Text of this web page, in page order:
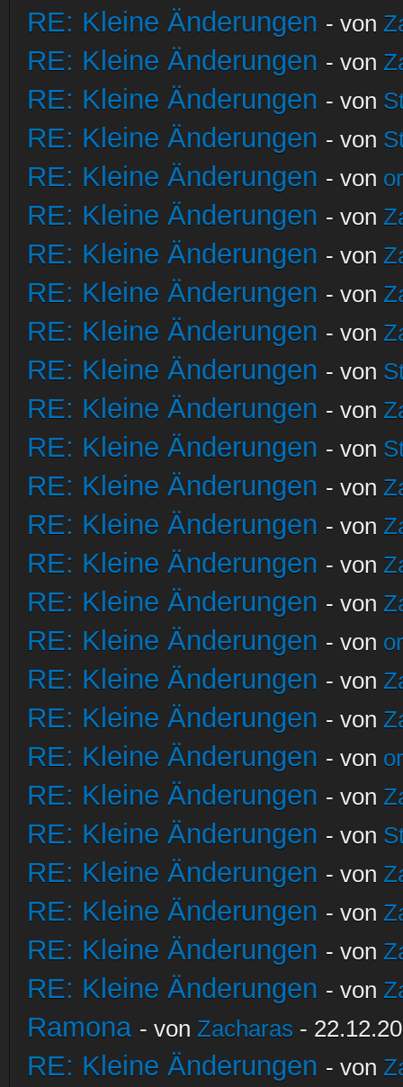
RE: Kleine Änderungen - von
RE: Kleine Änderungen - von
RE: Kleine Änderungen - von
RE: Kleine Änderungen - von
RE: Kleine Änderungen - von
RE: Kleine Änderungen - von
RE: Kleine Änderungen - von
RE: Kleine Änderungen - von
RE: Kleine Änderungen - von
RE: Kleine Änderungen - von
RE: Kleine Änderungen - von
RE: Kleine Änderungen - von
RE: Kleine Änderungen - von
RE: Kleine Änderungen - von
RE: Kleine Änderungen - von
RE: Kleine Änderungen - von
RE: Kleine Änderungen - von
RE: Kleine Änderungen - von
RE: Kleine Änderungen - von
RE: Kleine Änderungen - von
RE: Kleine Änderungen - von
RE: Kleine Änderungen - von
RE: Kleine Änderungen - von
RE: Kleine Änderungen - von
RE: Kleine Änderungen - von
RE: Kleine Änderungen - von
Ramona - von Zacharas -
RE: Kleine Änderungen - von